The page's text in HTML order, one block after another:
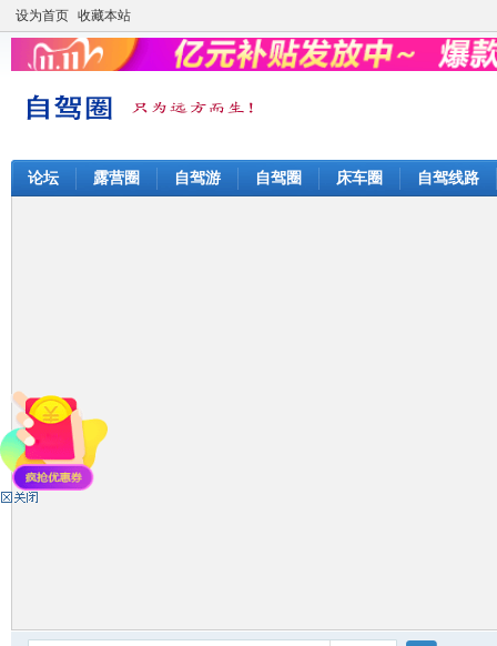
设为首页 收藏本站
论坛 露营圈 自驾游 自驾圈 床车圈 自驾线路